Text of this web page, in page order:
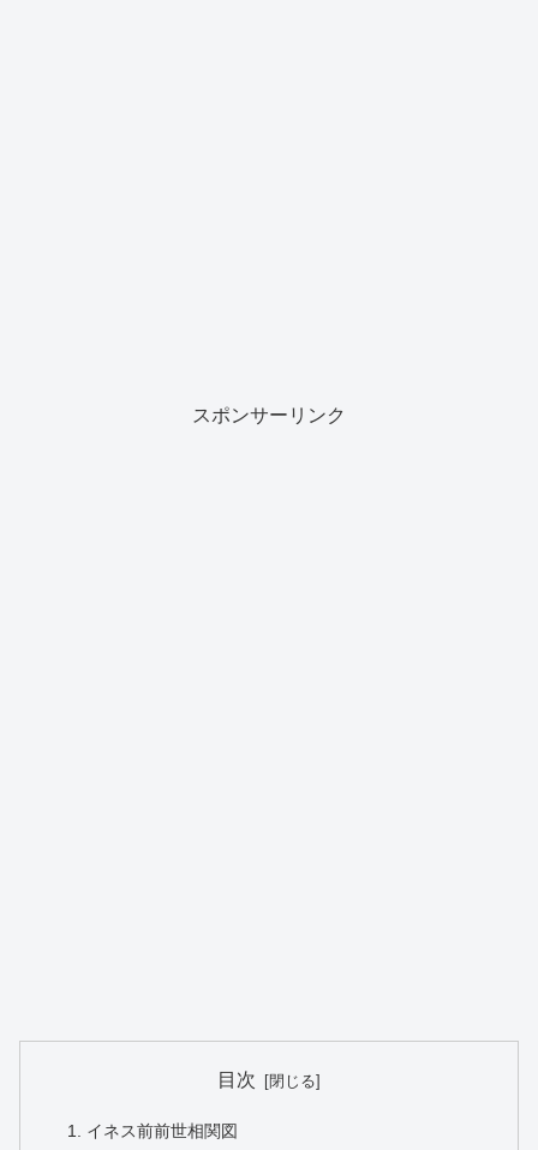
スポンサーリンク
目次
イネス前前世相関図